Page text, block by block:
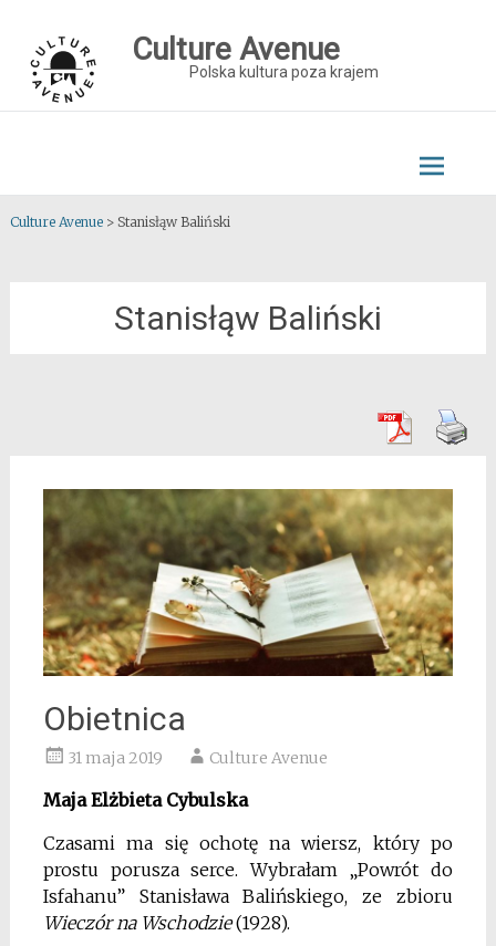
content
Culture Avenue
Polska kultura poza krajem
Culture Avenue> Stanisłąw Baliński
Stanisłąw Baliński
Obietnica
31 maja 2019 Culture Avenue
Maja Elżbieta Cybulska
Czasami ma się ochotę na wiersz, który po
prostu porusza serce. Wybrałam „Powrót do
Isfahanu” Stanisława Balińskiego, ze zbioru
Wieczór na Wschodzie(1928).